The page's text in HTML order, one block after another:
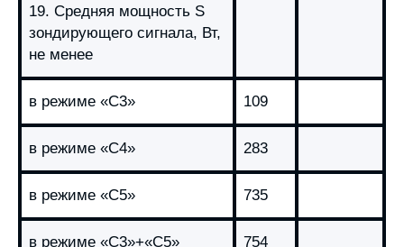
19. Средняя мощность S
зондирующего сигнала, Вт,
не менее
в режиме «С3» 109
в режиме «С4» 283
в режиме «С5» 735
в режиме «С3»+«С5» 754